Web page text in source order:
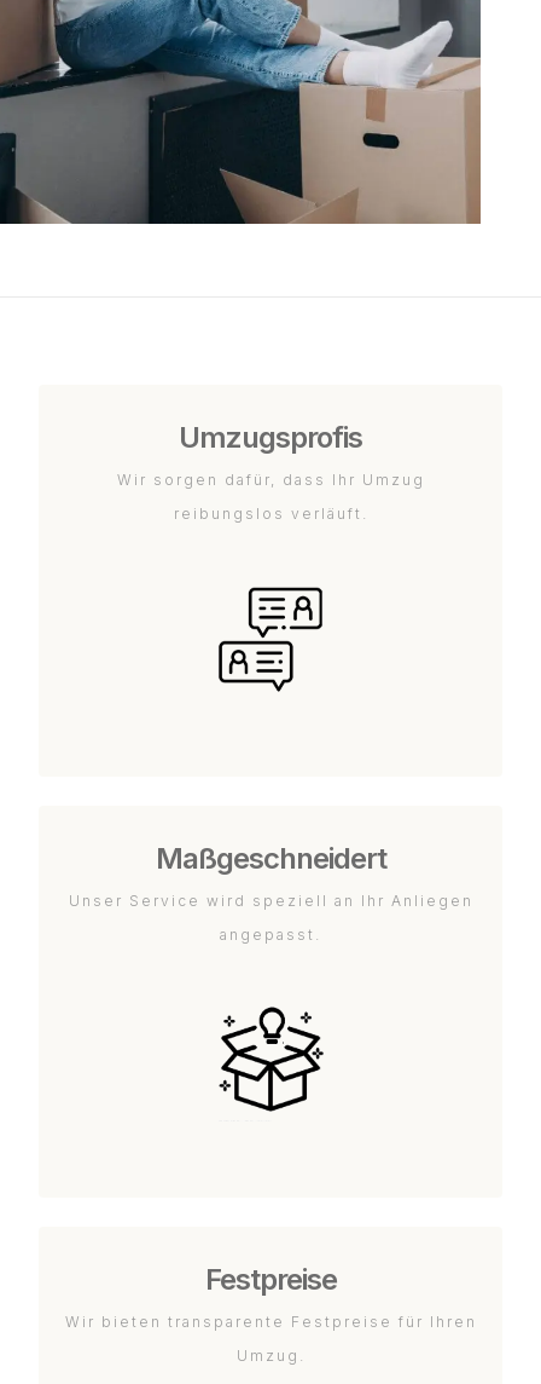
Umzugsprofis
Wir sorgen dafür, dass Ihr Umzug
reibungslos verläuft.
Maßgeschneidert
Unser Service wird speziell an Ihr Anliegen
angepasst.
Festpreise
Wir bieten transparente Festpreise für Ihren
Umzug.